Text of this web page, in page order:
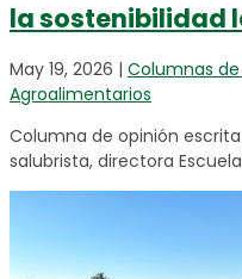
la sostenibilidad
May 19, 2026 | Columnas
Agroalimentarios
Columna de opinión
salubrista, directora